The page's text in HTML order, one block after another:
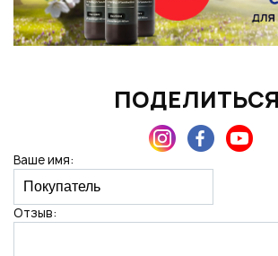
Ваше имя:
Отзыв:
Подписаться на новые
Нажимая на кнопку "Отправить", вы даете